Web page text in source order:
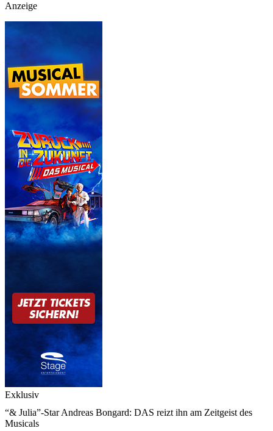
Anzeige
Exklusiv
“& Julia”-Star Andreas Bongard: DAS reizt ihn am Zeitgeist des
Musicals